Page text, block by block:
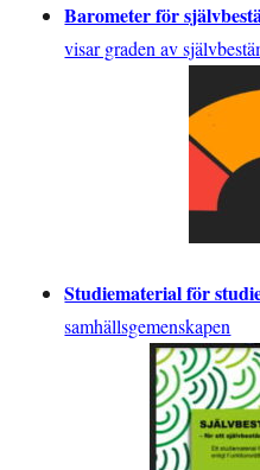
Barometer för
visar graden av
Studiematerial för
samhällsgemenskapen